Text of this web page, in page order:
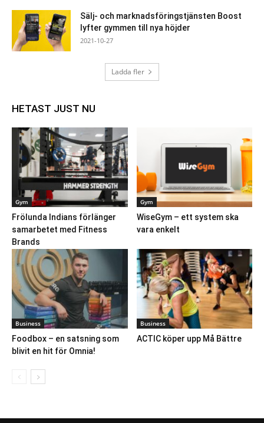
Sälj- och marknadsföringstjänsten Boost
lyfter gymmen till nya höjder
2021-10-27
Ladda fler
HETAST JUST NU
Gym
Frölunda Indians förlänger
samarbetet med Fitness
Brands
Gym
WiseGym – ett system ska
vara enkelt
Business
Foodbox – en satsning som
blivit en hit för Omnia!
Business
ACTIC köper upp Må Bättre